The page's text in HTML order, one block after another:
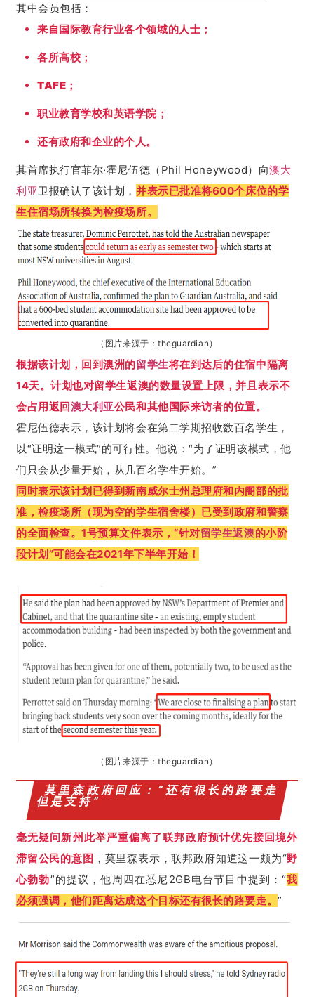
其中会员包括：
来自国际教育行业各个领域的人士；
各所高校；
TAFE；
职业教育学校和英语学院；
还有政府和企业的个人。
其首席执行官菲尔·霍尼伍德（Phil Honeywood）向澳大
利亚卫报确认了该计划， 并表示已批准将600个床位的学
生住宿场所转换为检疫场所。
（图片来源于：theguardian ）
根据该计划，回到澳洲的留学生将在到达后的住宿中隔离
14天。计划也对留学生返澳的数量设置上限，并且表示不
会占用返回澳大利亚公民和其他国际来访者的位置。
霍尼伍德表示，该计划将会在第二学期招收数百名学生，
以“证明这一模式”的可行性。 他说：“为了证明该模式，他
们只会从少量开始，从几百名学生开始。”
同时表示该计划已得到新南威尔士州总理府和内阁部的批
准，检疫场所（现为空的学生宿舍楼）已受到政府和警察
的全面检查。1号预算文件表示，“针对留学生返澳的小阶
段计划”可能会在2021年下半年开始！
（ 图片来源于：theguardian ）
莫里森政府回应：“还有很长的路要走
但是支持”
毫无疑问新州此举严重偏离了联邦政府预计优先接回境外
滞留公民的意图 ，莫里森表示，联邦政府知道这一颇为“野
心勃勃”的提议，他周四在悉尼2GB电台节目中提到：“我
必须强调，他们距离达成这个目标还有很长的路要走。”